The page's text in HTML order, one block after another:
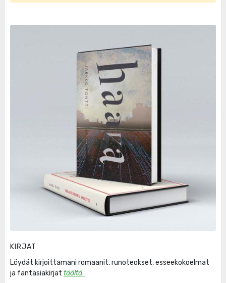
KIRJAT
Löydät kirjoittamani romaanit, runoteokset, esseekokoelmat
ja fantasiakirjat täältä.